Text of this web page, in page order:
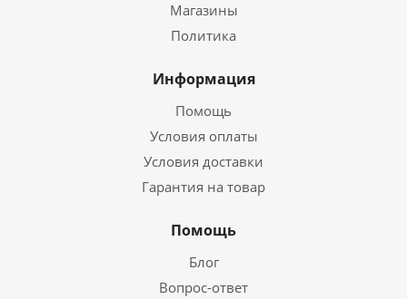
Магазины
Политика
Информация
Помощь
Условия оплаты
Условия доставки
Гарантия на товар
Помощь
Блог
Вопрос-ответ